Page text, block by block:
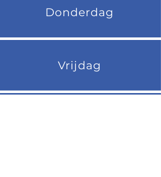
Donderdag
Vrijdag